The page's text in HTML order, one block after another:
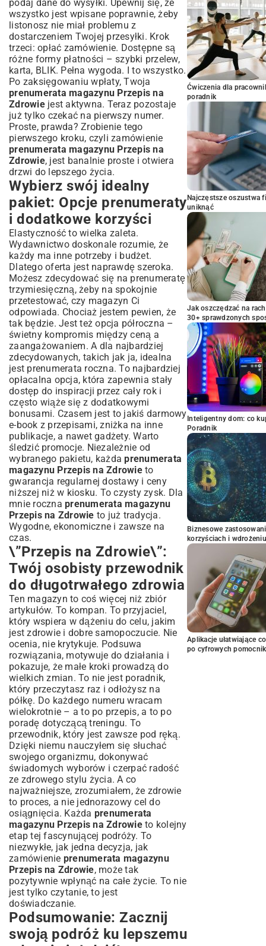
podaj dane do wysyłki. Upewnij się, że
wszystko jest wpisane poprawnie, żeby
listonosz nie miał problemu z
dostarczeniem Twojej przesyłki. Krok
trzeci: opłać zamówienie. Dostępne są
różne formy płatności – szybki przelew,
karta, BLIK. Pełna wygoda. I to wszystko.
Po zaksięgowaniu wpłaty, Twoja
prenumerata magazynu Przepis na
Zdrowiejest aktywna. Teraz pozostaje
już tylko czekać na pierwszy numer.
Proste, prawda? Zrobienie tego
pierwszego kroku, czyli zamówienie
prenumerata magazynu Przepis na
Zdrowie, jest banalnie proste i otwiera
drzwi do lepszego życia.
Wybierz swój idealny
pakiet: Opcje prenumeraty
i dodatkowe korzyści
Elastyczność to wielka zaleta.
Wydawnictwo doskonale rozumie, że
każdy ma inne potrzeby i budżet.
Dlatego oferta jest naprawdę szeroka.
Możesz zdecydować się na prenumeratę
trzymiesięczną, żeby na spokojnie
przetestować, czy magazyn Ci
odpowiada. Chociaż jestem pewien, że
tak będzie. Jest też opcja półroczna –
świetny kompromis między ceną a
zaangażowaniem. A dla najbardziej
zdecydowanych, takich jak ja, idealna
jest prenumerata roczna. To najbardziej
opłacalna opcja, która zapewnia stały
dostęp do inspiracji przez cały rok i
często wiąże się z dodatkowymi
bonusami. Czasem jest to jakiś darmowy
e-book z przepisami, zniżka na inne
publikacje, a nawet gadżety. Warto
śledzić promocje. Niezależnie od
wybranego pakietu, każdaprenumerata
magazynu Przepis na Zdrowieto
gwarancja regularnej dostawy i ceny
niższej niż w kiosku. To czysty zysk. Dla
mnie roczna prenumerata magazynu
Przepis na Zdrowie to już tradycja.
Wygodne, ekonomiczne i zawsze na
czas.
\”Przepis na Zdrowie\”:
Twój osobisty przewodnik
do długotrwałego zdrowia
Ten magazyn to coś więcej niż zbiór
artykułów. To kompan. To przyjaciel,
który wspiera w dążeniu do celu, jakim
jest zdrowie i dobre samopoczucie. Nie
ocenia, nie krytykuje. Podsuwa
rozwiązania, motywuje do działania i
pokazuje, że małe kroki prowadzą do
wielkich zmian. To nie jest poradnik,
który przeczytasz raz i odłożysz na
półkę. Do każdego numeru wracam
wielokrotnie – a to po przepis, a to po
poradę dotyczącą treningu. To
przewodnik, który jest zawsze pod ręką.
Dzięki niemu nauczyłem się słuchać
swojego organizmu, dokonywać
świadomych wyborów i czerpać radość
ze zdrowego stylu życia. A co
najważniejsze, zrozumiałem, że zdrowie
to proces, a nie jednorazowy cel do
osiągnięcia. Każda prenumerata
magazynu Przepis na Zdrowieto kolejny
etap tej fascynującej podróży. To
niezwykłe, jak jedna decyzja, jak
zamówienie prenumerata magazynu
Przepis na Zdrowie, może tak
pozytywnie wpłynąć na całe życie. To nie
jest tylko czytanie, to jest
doświadczanie.
Podsumowanie: Zacznij
swoją podróż ku lepszemu
Ćwiczenia dla
poradnik
Najczęstsze oszustwa
uniknąć
Jak oszczędzać na
30+ sprawdzonych
Inteligentny dom: co
Poradnik
Biznesowe
korzyściach i wdrożeniu
Aplikacje ułatwiające
po cyfrowych